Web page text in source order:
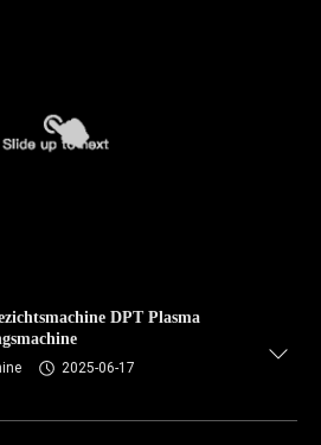
DPT Plasma
2025-06-17